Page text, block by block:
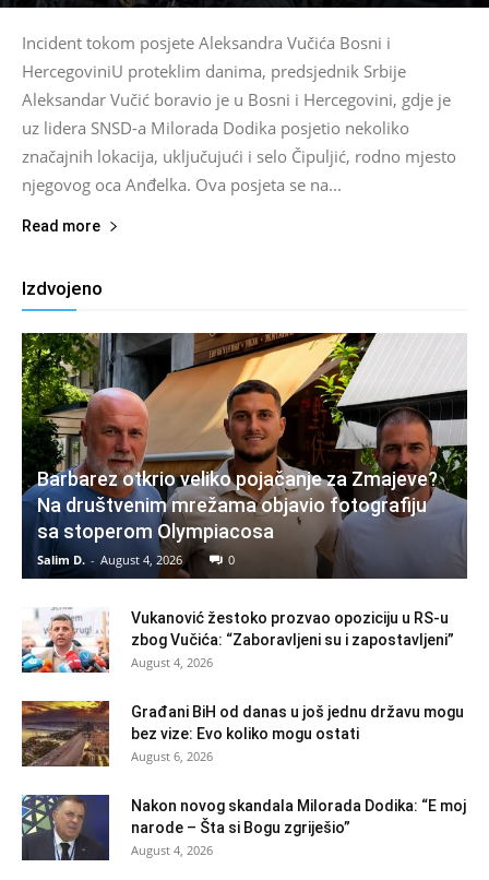
Incident tokom posjete Aleksandra Vučića Bosni i
HercegoviniU proteklim danima, predsjednik Srbije
Aleksandar Vučić boravio je u Bosni i Hercegovini, gdje je
uz lidera SNSD-a Milorada Dodika posjetio nekoliko
značajnih lokacija, uključujući i selo Čipuljić, rodno mjesto
njegovog oca Anđelka. Ova posjeta se na...
Read more
Izdvojeno
Barbarez otkrio veliko pojačanje za Zmajeve?
Na društvenim mrežama objavio fotografiju
sa stoperom Olympiacosa
Salim D. - August 4, 2026 0
Vukanović žestoko prozvao opoziciju u RS-u
zbog Vučića: “Zaboravljeni su i zapostavljeni”
August 4, 2026
Građani BiH od danas u još jednu državu mogu
bez vize: Evo koliko mogu ostati
August 6, 2026
Nakon novog skandala Milorada Dodika: “E moj
narode – Šta si Bogu zgriješio”
August 4, 2026